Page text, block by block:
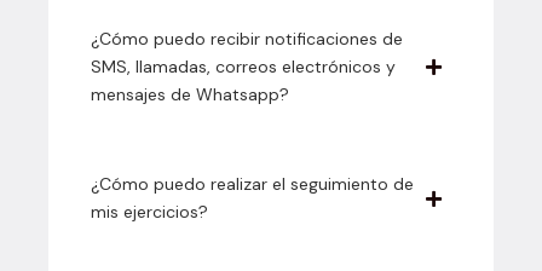
¿Cómo puedo recibir notificaciones de
SMS, llamadas, correos electrónicos y
mensajes de Whatsapp?
¿Cómo puedo realizar el seguimiento de
mis ejercicios?